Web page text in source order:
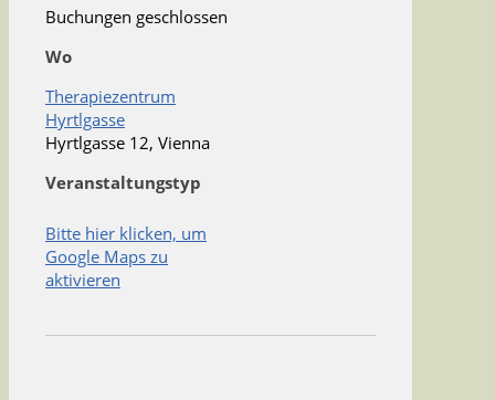
Bitte hier klicken, um
Google Maps zu
aktivieren
Buchungen geschlossen
Wo
Therapiezentrum
Hyrtlgasse
Hyrtlgasse 12, Vienna
Veranstaltungstyp